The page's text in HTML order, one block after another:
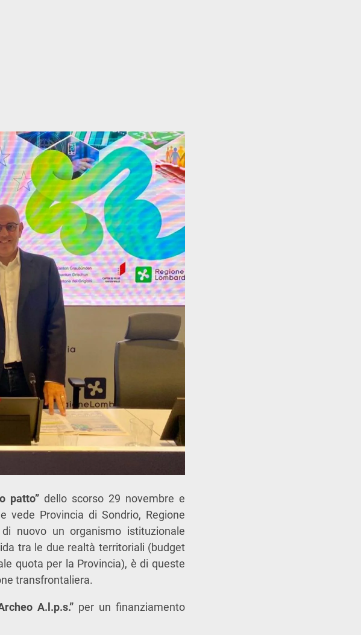
patto” dello scorso 29 novembre e
vede Provincia di Sondrio, Regione
nuovo un organismo istituzionale
tra le due realtà territoriali (budget
quota per la Provincia), è di queste
transfrontaliera.
A.l.p.s.”per un finanziamento